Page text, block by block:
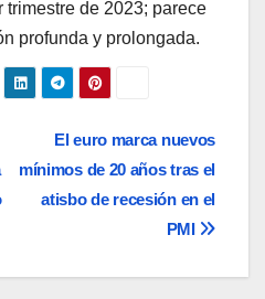
trimestre de 2023; parece
profunda y prolongada.
El euro marca nuevos
mínimos de 20 años tras el
atisbo de recesión en el
PMI